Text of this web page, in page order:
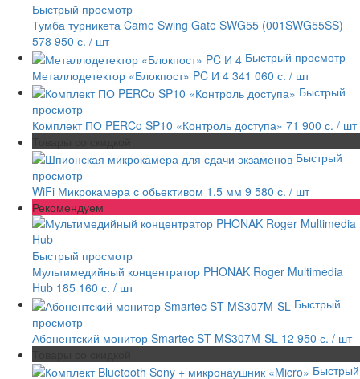
Быстрый просмотр
Тумба турникета Came Swing Gate SWG55 (001SWG55SS)
578 950 с. / шт
Быстрый просмотр
Металлодетектор «Блокпост» PC И 4 341 060 с. / шт
Быстрый
просмотр
Комплект ПО PERCo SP10 «Контроль доступа» 71 900 с. / шт
Быстрый
просмотр
WiFi Микрокамера с обьективом 1.5 мм 9 580 с. / шт
Рекомендуем
Быстрый просмотр
Мультимедийный концентратор PHONAK Roger Multimedia
Hub 185 160 с. / шт
Быстрый
просмотр
Абонентский монитор Smartec ST-MS307M-SL 12 950 с. / шт
Быстрый